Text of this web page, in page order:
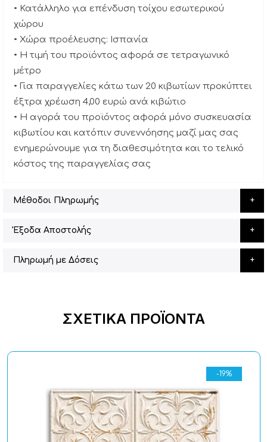
• Κατάλληλο για επένδυση τοίχου εσωτερικού
χώρου
• Χώρα προέλευσης: Ισπανία
• Η τιμή του προϊόντος αφορά σε τετραγωνικό
μέτρο
• Για παραγγελίες κάτω των 20 κιβωτίων προκύπτει
έξτρα χρέωση 4,00 ευρώ ανά κιβώτιο
• Η αγορά του προϊόντος αφορά μόνο συσκευασία
κιβωτίου και κατόπιν συνεννόησης μαζί μας σας
ενημερώνουμε για τη διαθεσιμότητα και το τελικό
κόστος της παραγγελίας σας
Μέθοδοι Πληρωμής
Έξοδα Αποστολής
Πληρωμή με Δόσεις
ΣΧΕΤΙΚΆ ΠΡΟΪΌΝΤΑ
-19%